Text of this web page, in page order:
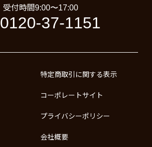
受付時間9:00〜17:00
0120-37-1151
特定商取引に関する表示
コーポレートサイト
プライバシーポリシー
会社概要